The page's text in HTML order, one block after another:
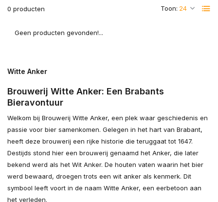
0 producten Toon:
Geen producten gevonden!...
Witte Anker
Brouwerij Witte Anker: Een Brabants
Bieravontuur
Welkom bij Brouwerij Witte Anker, een plek waar geschiedenis en
passie voor bier samenkomen. Gelegen in het hart van Brabant,
heeft deze brouwerij een rijke historie die teruggaat tot 1647.
Destijds stond hier een brouwerij genaamd het Anker, die later
bekend werd als het Wit Anker. De houten vaten waarin het bier
werd bewaard, droegen trots een wit anker als kenmerk. Dit
symbool leeft voort in de naam Witte Anker, een eerbetoon aan
het verleden.